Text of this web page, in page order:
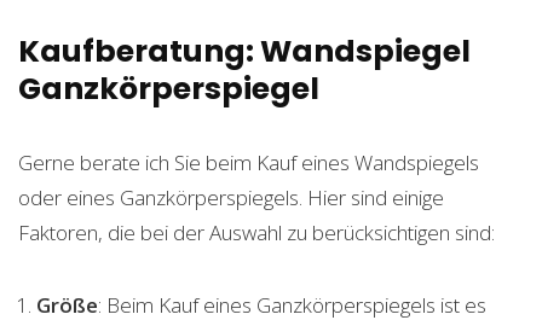
Kaufberatung: Wandspiegel
Ganzkörperspiegel
Gerne berate ich Sie beim Kauf eines Wandspiegels
oder eines Ganzkörperspiegels. Hier sind einige
Faktoren, die bei der Auswahl zu berücksichtigen sind:
Größe: Beim Kauf eines Ganzkörperspiegels ist es